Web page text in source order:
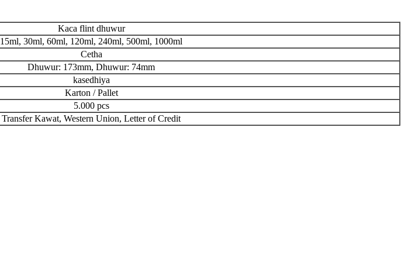
Kaca flint dhuwur
15ml, 30ml, 60ml, 120ml, 240ml, 500ml, 1000ml
Cetha
Dhuwur: 173mm, Dhuwur: 74mm
kasedhiya
Karton / Pallet
5.000 pcs
Transfer Kawat, Western Union, Letter of Credit